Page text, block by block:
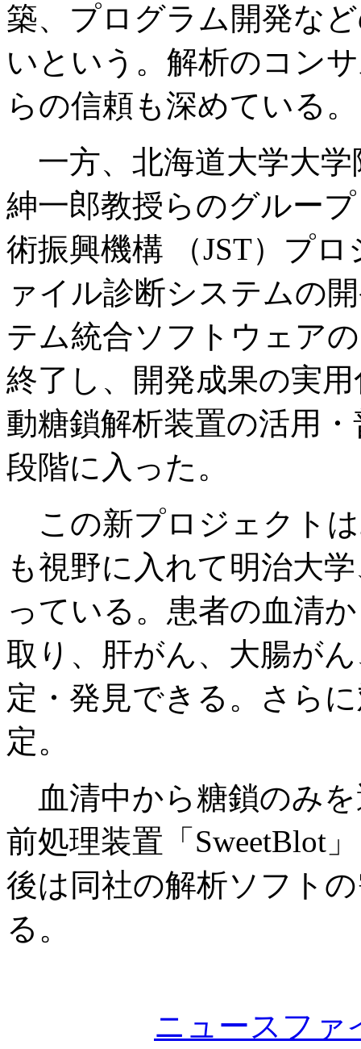
築、プログラム開発な
いという。解析のコン
らの信頼も深めている。
一方、北海道大学大学
紳一郎教授らのグルー
術振興機構 （JST）プ
ァイル診断システムの
テム統合ソフトウェア
終了し、開発成果の実
動糖鎖解析装置の活用
段階に入った。
この新プロジェクトは
も視野に入れて明治大
っている。患者の血清
取り、肝がん、大腸が
定・発見できる。さら
定。
血清中から糖鎖のみ
前処理装置「SweetBlot
後は同社の解析ソフト
る。
ニュースファ